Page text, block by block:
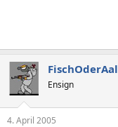
FischOderAal
Ensign
4. April 2005